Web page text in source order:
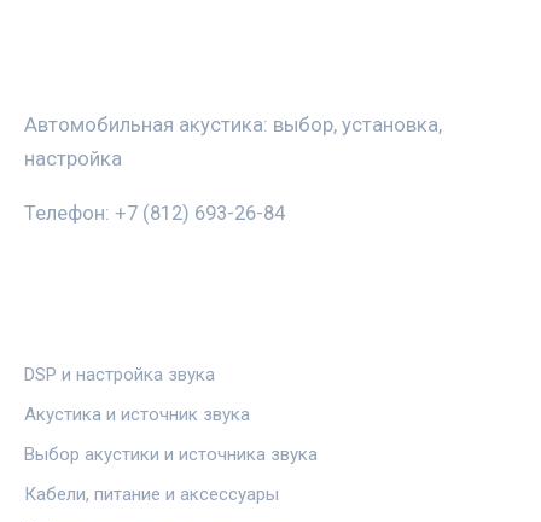
Автомобильная акустика: выбор, установка,
настройка
Телефон: +7 (812) 693-26-84
DSP и настройка звука
Акустика и источник звука
Выбор акустики и источника звука
Кабели, питание и аксессуары